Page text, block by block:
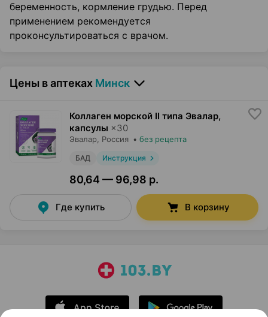
беременность, кормление грудью. Перед
применением рекомендуется
проконсультироваться с врачом.
Цены в аптеках Минск
Коллаген морской II типа Эвалар,
капсулы ×30
Эвалар, Россия • без рецепта
БАД Инструкция
80,64 — 96,98 р.
Где купить В корзину